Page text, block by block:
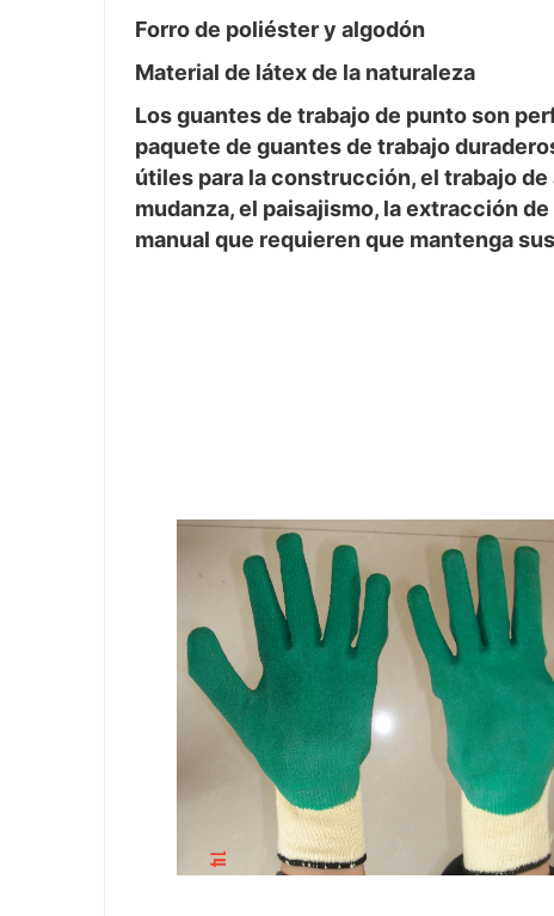
Forro de poliéster y algodón
Material de látex de la naturaleza
Los guantes de trabajo de punto son
paquete de guantes de trabajo
útiles para la construcción, el trabajo
mudanza, el paisajismo, la extracción
manual que requieren que mantenga